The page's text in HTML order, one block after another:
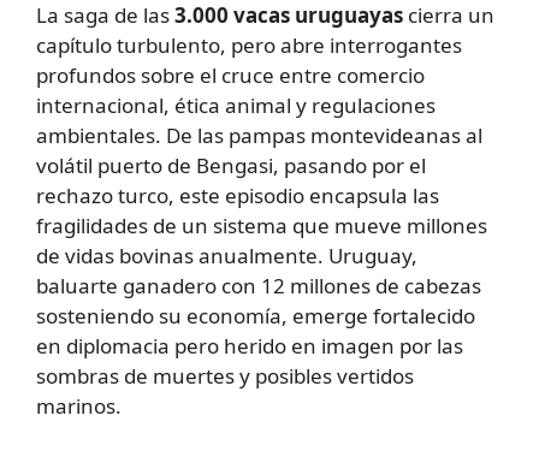
La saga de las3.000 vacas uruguayas cierra un
capítulo turbulento, pero abre interrogantes
profundos sobre el cruce entre comercio
internacional, ética animal y regulaciones
ambientales. De las pampas montevideanas al
volátil puerto de Bengasi, pasando por el
rechazo turco, este episodio encapsula las
fragilidades de un sistema que mueve millones
de vidas bovinas anualmente. Uruguay,
baluarte ganadero con 12 millones de cabezas
sosteniendo su economía, emerge fortalecido
en diplomacia pero herido en imagen por las
sombras de muertes y posibles vertidos
marinos.